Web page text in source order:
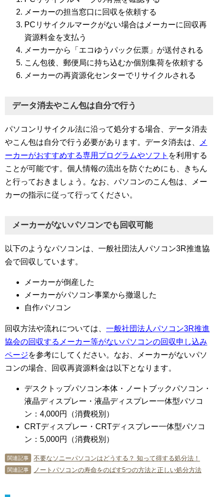
メーカーの担当窓口に回収を依頼する
PCリサイクルマークがない場合はメーカーに回収再
資源料金を支払う
メーカーから「エコゆうパック伝票」が送付される
こん包後、郵便局に持ち込むか個別集荷を依頼する
メーカーの再資源化センターでリサイクルされる
データ消去やこん包は自分で行う
パソコンリサイクル法に沿って処分する場合、データ消去
やこん包は自分で行う必要があります。データ消去は、
メ
ーカーがおすすめする専用プログラムやソフト を利用する
ことが可能です。個人情報の流出を防ぐためにも、きちん
と行っておきましょう。なお、パソコンのこん包は、メー
カーの指示に従って行ってください。
メーカーがないパソコンでも回収可能
以下のようなパソコンは、一般社団法人パソコン3R推進協
会で回収しています。
メーカーが倒産した
メーカーがパソコン事業から撤退した
自作パソコン
回収方法や流れについては、 一般社団法人パソコン3R推進
協会の回収するメーカー等がないパソコンの回収申し込み
ページを参考にしてください。なお、メーカーがないパソ
コンの場合、回収再資源料金は以下となります。
デスクトップパソコン本体・ノートブックパソコン・
液晶ディスプレー・液晶ディスプレー一体型パソコ
ン：4,000円（消費税別）
CRTディスプレー・CRTディスプレー一体型パソコ
ン：5,000円（消費税別）
関連記事 不要なソニーパソコンはどうする？ 知って得する処分法！
関連記事 ノートパソコンの寿命をのばす5つの方法と正しい処分方法